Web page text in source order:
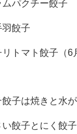
ムパクチー餃子
羽餃子
リトマト餃子（6
餃子は焼きと水
い餃子とにく餃